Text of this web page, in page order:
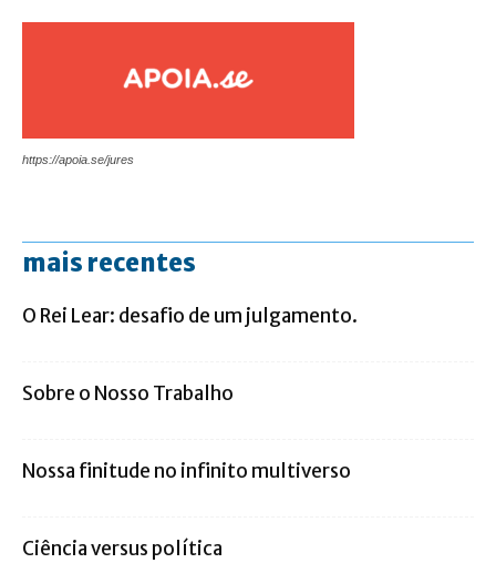
https://apoia.se/jures
mais recentes
O Rei Lear: desafio de um julgamento.
Sobre o Nosso Trabalho
Nossa finitude no infinito multiverso
Ciência versus política